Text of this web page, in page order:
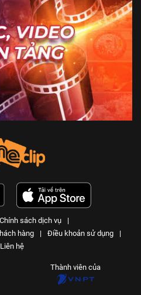
Chính sách dịch vụ
|
hàng
| Điều khoản sử dụng
|
Liên hệ
Thành viên của